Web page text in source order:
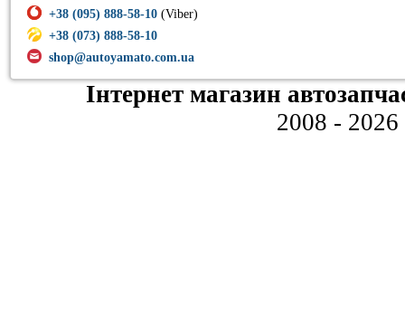
+38 (095) 888-58-10 (Viber)
+38 (073) 888-58-10
shop@autoyamato.com.ua
Інтернет магазин
2008 - 2026